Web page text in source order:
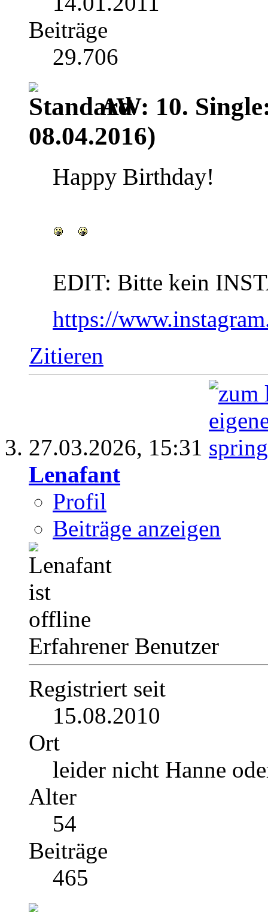
Beiträge
29.706
AW: 10.
08.04.2016)
Happy Birthday!
EDIT: Bitte kein
https://
Zitieren
27.03.2026, 15:31
Lenafant
Profil
Beiträge anzeigen
Erfahrener Benutzer
Registriert seit
15.08.2010
Ort
leider nicht Hanne
Alter
54
Beiträge
465